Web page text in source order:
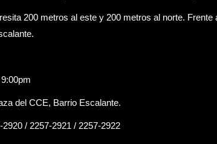
200 metros al este y 200 metros al norte. Frente
del CCE, Barrio Escalante.
/ 2257-2921 / 2257-2922